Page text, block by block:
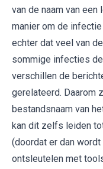
van de naam van
manier om de
echter dat veel van
sommige infecties
verschillen de
gerelateerd. Daarom
bestandsnaam van
kan dit zelfs leiden
(doordat er dan
ontsleutelen met